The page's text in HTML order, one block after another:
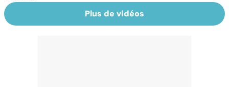
Plus de vidéos